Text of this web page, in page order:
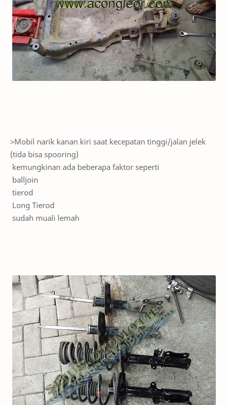
>Mobil narik kanan kiri saat kecepatan tinggi/jalan jelek
(tida bisa spooring)
kemungkinan ada beberapa faktor seperti
balljoin
tierod
Long Tierod
sudah muali lemah